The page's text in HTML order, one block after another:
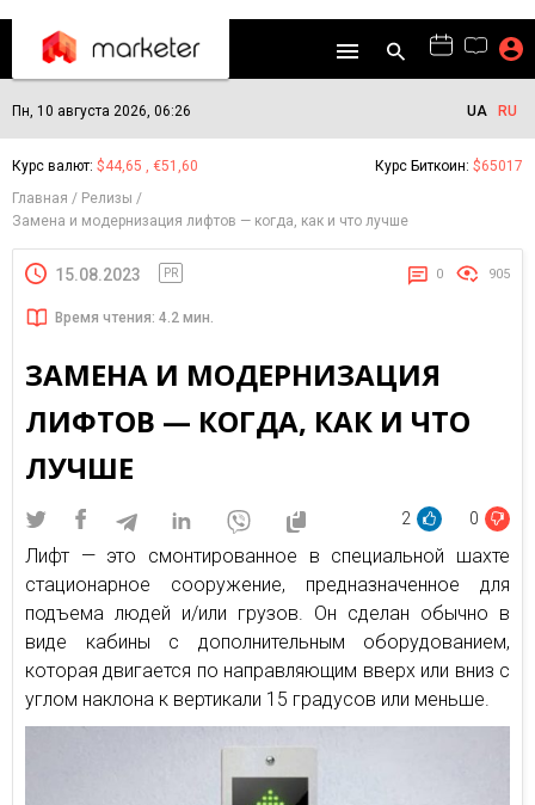
Пн, 10 августа 2026, 06:26 UA RU
Курс валют: $44,65 , €51,60 Курс Биткоин: $65017
Главная
Релизы
Замена и модернизация лифтов — когда, как и что лучше
15.08.2023 PR 0 905
Время чтения: 4.2 мин.
ЗАМЕНА И МОДЕРНИЗАЦИЯ
ЛИФТОВ — КОГДА, КАК И ЧТО
ЛУЧШЕ
2 0
Лифт — это смонтированное в специальной шахте
стационарное сооружение, предназначенное для
подъема людей и/или грузов. Он сделан обычно в
виде кабины с дополнительным оборудованием,
которая двигается по направляющим вверх или вниз с
углом наклона к вертикали 15 градусов или меньше.